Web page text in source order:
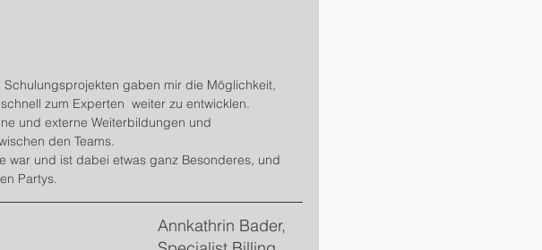
gaben mir die Möglichkeit,
zum Experten  weiter zu entwicklen.
und externe Weiterbildungen und
den Teams.
war und ist dabei etwas ganz Besonderes, und
Partys.
Annkathrin Bader,